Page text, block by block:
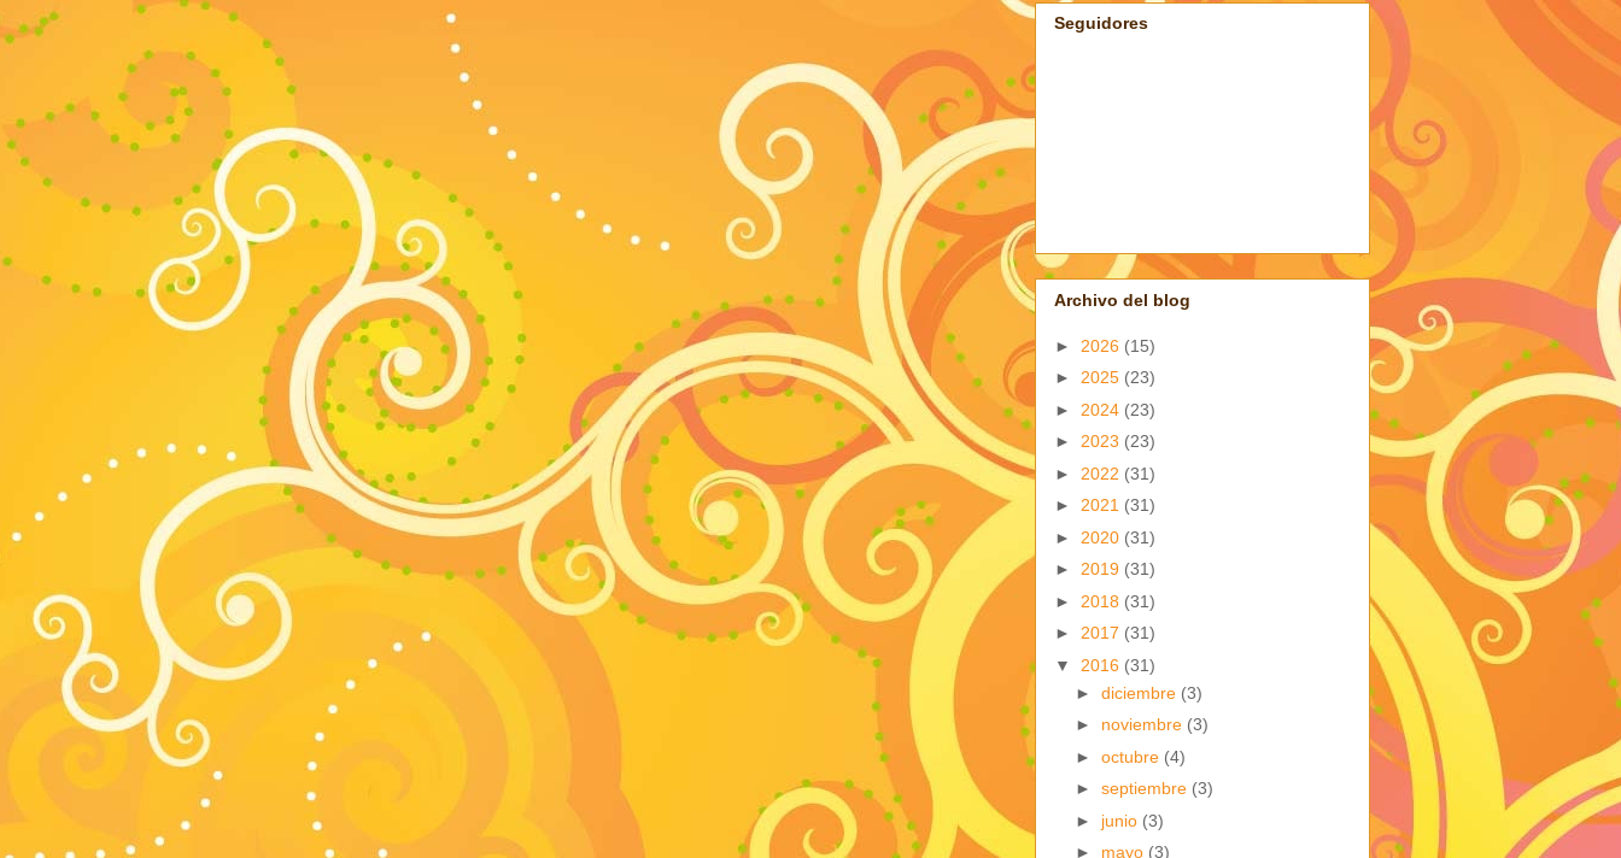
Seguidores
Archivo del blog
► 2026 (15)
► 2025 (23)
► 2024 (23)
► 2023 (23)
► 2022 (31)
► 2021 (31)
► 2020 (31)
► 2019 (31)
► 2018 (31)
► 2017 (31)
▼ 2016 (31)
► diciembre (3)
► noviembre (3)
► octubre (4)
► septiembre (3)
► junio (3)
► mayo (3)